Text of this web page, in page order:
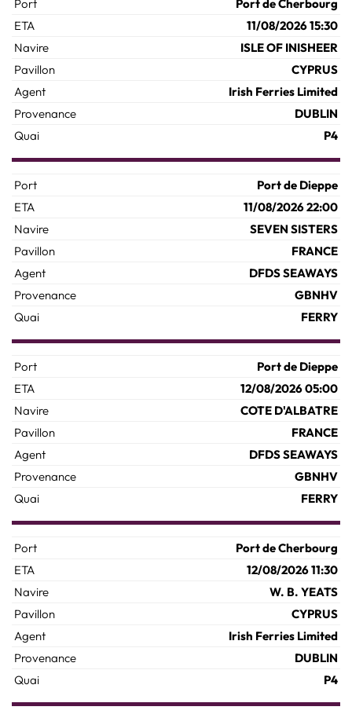
Port de Cherbourg
11/08/2026 15:30
ISLE OF INISHEER
CYPRUS
Irish Ferries Limited
DUBLIN
P4
Port de Dieppe
11/08/2026 22:00
SEVEN SISTERS
FRANCE
DFDS SEAWAYS
GBNHV
FERRY
Port de Dieppe
12/08/2026 05:00
COTE D'ALBATRE
FRANCE
DFDS SEAWAYS
GBNHV
FERRY
Port de Cherbourg
12/08/2026 11:30
W. B. YEATS
CYPRUS
Irish Ferries Limited
DUBLIN
P4